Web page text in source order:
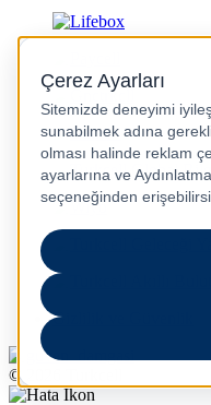
Gizlilik ve Güvenlik
© 2026 Turkcell